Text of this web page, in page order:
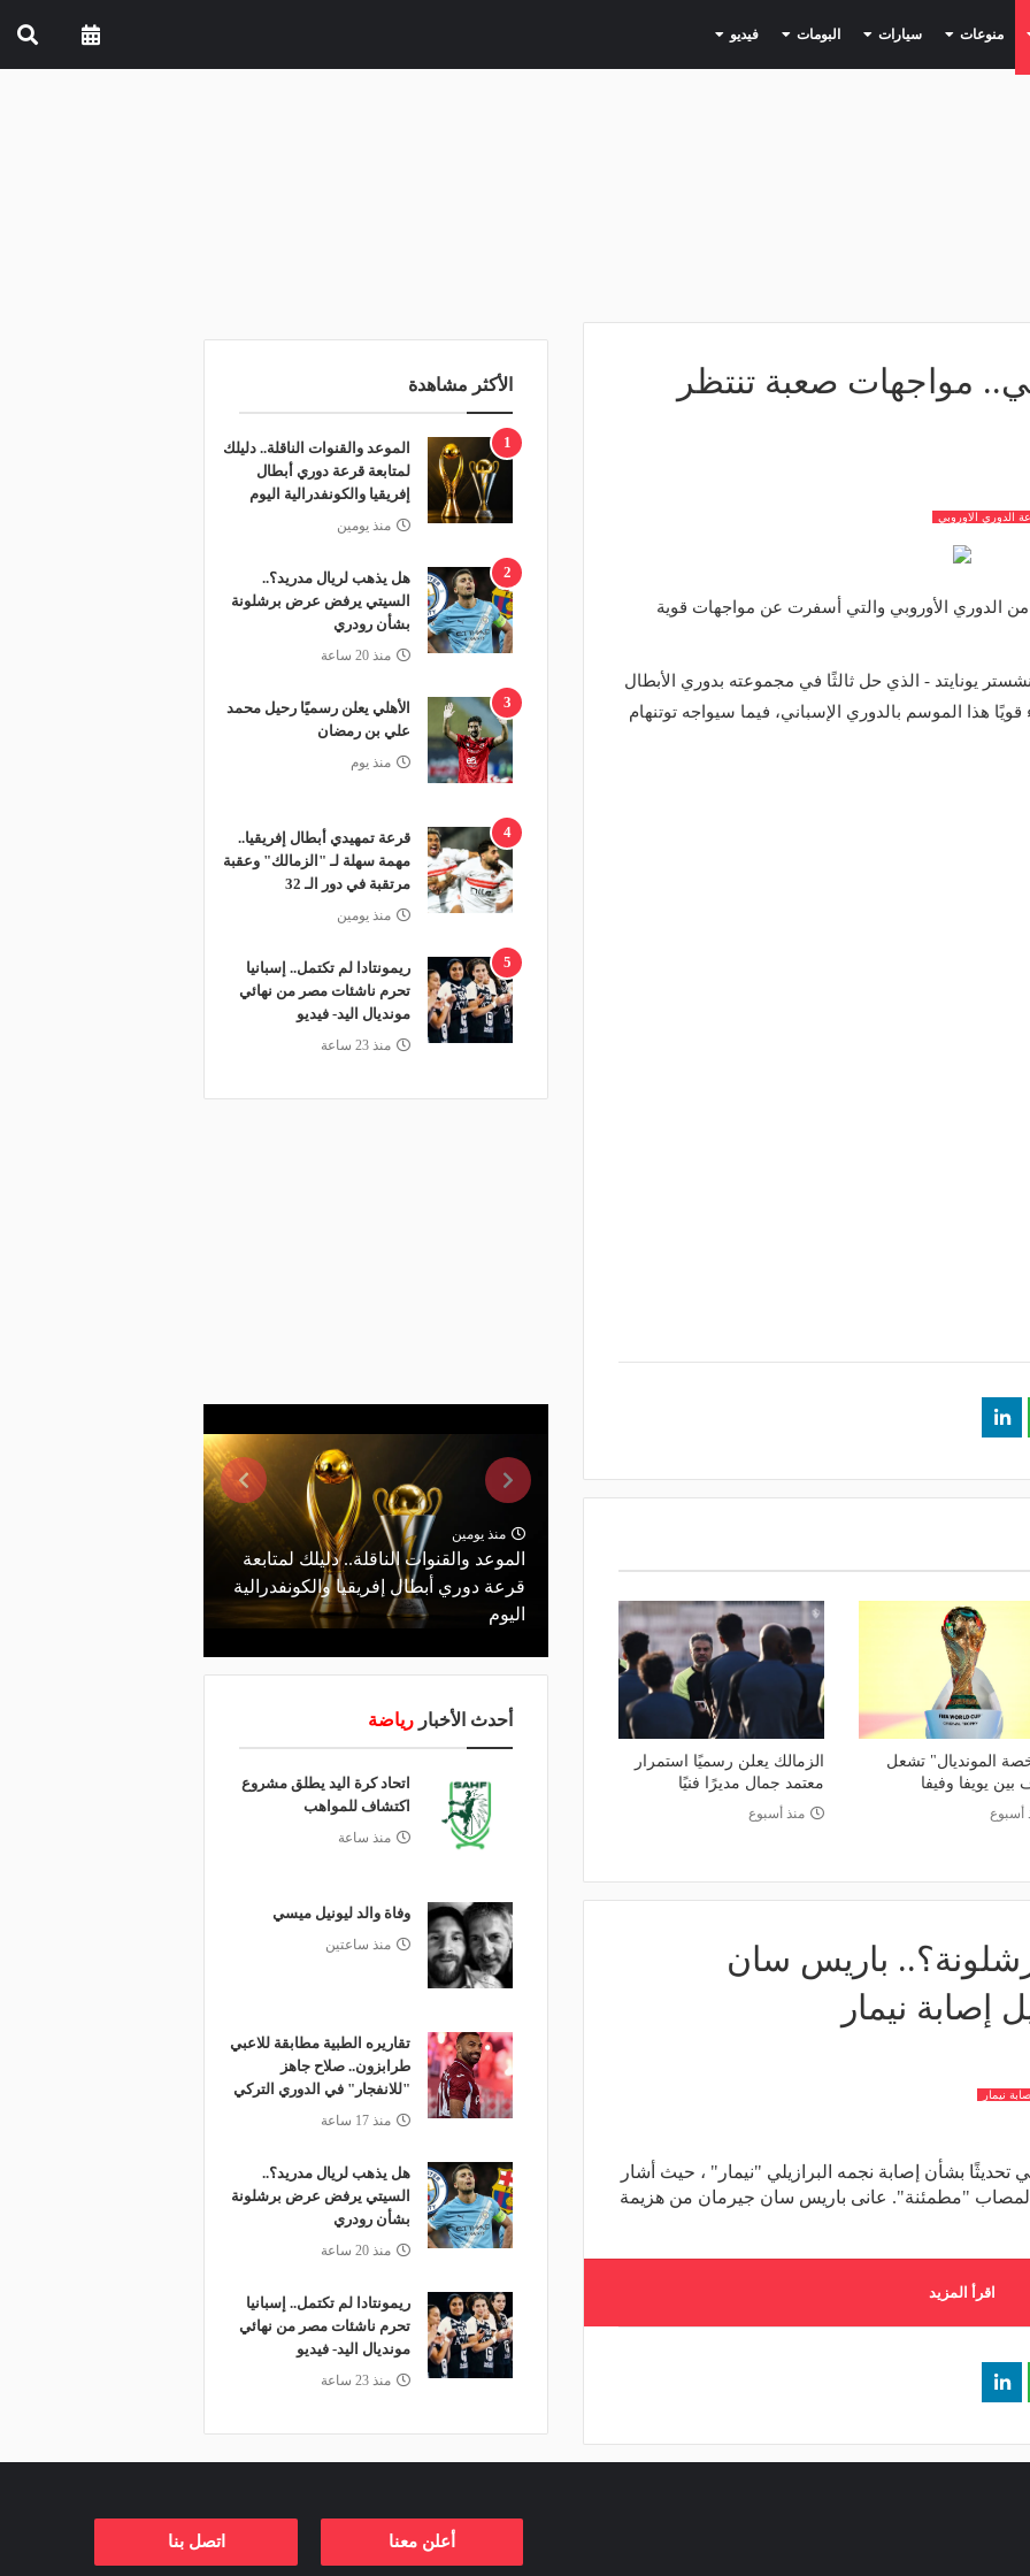
(current) منوعات (current) سيارات (current) البومات (current) فيديو (current)
مواجهات صعبة تنتظر
الدوري الاوروبي
أجريت، الاثنين، مراسم قرعة دور الـ 32 من الدوري الأوروبي والتي أسفرت عن مواجهات قوية
يونايتد - الذي حل ثالثًا في مجموعته بدوري الأبطال
هذا الموسم بالدوري الإسباني، فيما سيواجه توتنهام
المونديال" تشعل
بين يويفا وفيفا
أسبوع
الزمالك يعلن رسميًا استمرار
معتمد جمال مديرًا فنيًا
منذ أسبوع
باريس سان
نيمار
نيمار
بشأن إصابة نجمه البرازيلي "نيمار" ، حيث أشار
المصاب "مطمئنة". عانى باريس سان جيرمان من هزيمة
اقرأ المزيد
الأكثر مشاهدة
1
الموعد والقنوات الناقلة.. دليلك
لمتابعة قرعة دوري أبطال
إفريقيا والكونفدرالية اليوم
منذ يومين
2
هل يذهب لريال مدريد؟..
السيتي يرفض عرض برشلونة
بشأن رودري
منذ 20 ساعة
3
الأهلي يعلن رسميًا رحيل محمد
علي بن رمضان
منذ يوم
4
قرعة تمهيدي أبطال إفريقيا..
مهمة سهلة لـ "الزمالك" وعقبة
مرتقبة في دور الـ 32
منذ يومين
5
ريمونتادا لم تكتمل.. إسبانيا
تحرم ناشئات مصر من نهائي
مونديال اليد- فيديو
منذ 23 ساعة
منذ يومين
الموعد والقنوات الناقلة.. دليلك لمتابعة
قرعة دوري أبطال إفريقيا والكونفدرالية
اليوم
عرض برشلونة بشأن رودري
أحدث الأخبار رياضة
اتحاد كرة اليد يطلق مشروع
اكتشاف للمواهب
منذ ساعة
وفاة والد ليونيل ميسي
منذ ساعتين
تقاريره الطبية مطابقة للاعبي
طرابزون.. صلاح جاهز
"للانفجار" في الدوري التركي
منذ 17 ساعة
هل يذهب لريال مدريد؟..
السيتي يرفض عرض برشلونة
بشأن رودري
منذ 20 ساعة
ريمونتادا لم تكتمل.. إسبانيا
تحرم ناشئات مصر من نهائي
مونديال اليد- فيديو
منذ 23 ساعة